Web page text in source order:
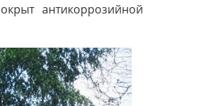
антикоррозийной